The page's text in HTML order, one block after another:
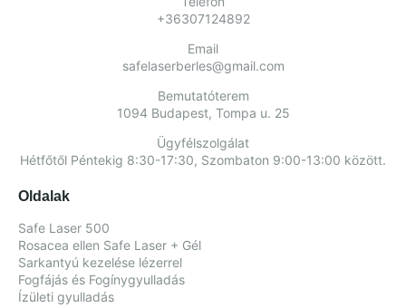
+36307124892​
Email
safelaserberles@gmail.com
Bemutatóterem
1094 Budapest, Tompa u. 25
Ügyfélszolgálat
Hétfőtől Péntekig 8:30-17:30, Szombaton 9:00-13:00 között.
Oldalak
Safe Laser 500
Rosacea ellen Safe Laser + Gél
Sarkantyú kezelése lézerrel
Fogfájás és Fogínygyulladás
Ízületi gyulladás